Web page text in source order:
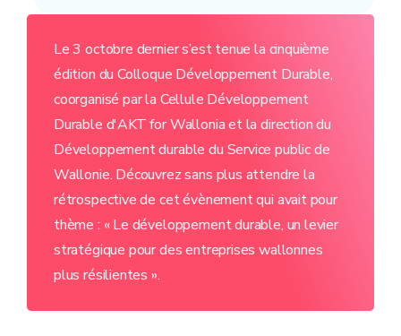
Le 3 octobre dernier s’est tenue la cinquième
édition du Colloque Développement Durable,
coorganisé par la Cellule Développement
Durable d'AKT for Wallonia et la direction du
Développement durable du Service public de
Wallonie. Découvrez sans plus attendre la
rétrospective de cet évènement qui avait pour
thème : « Le développement durable, un levier
stratégique pour des entreprises wallonnes
plus résilientes ».